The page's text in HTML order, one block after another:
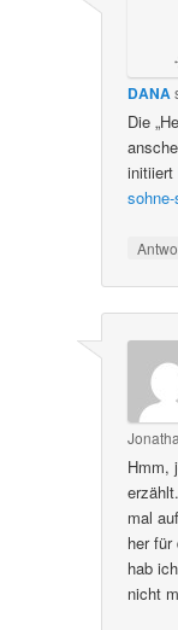
DANA
Die
initiiert
Hmm,
mal
her
hab
nicht